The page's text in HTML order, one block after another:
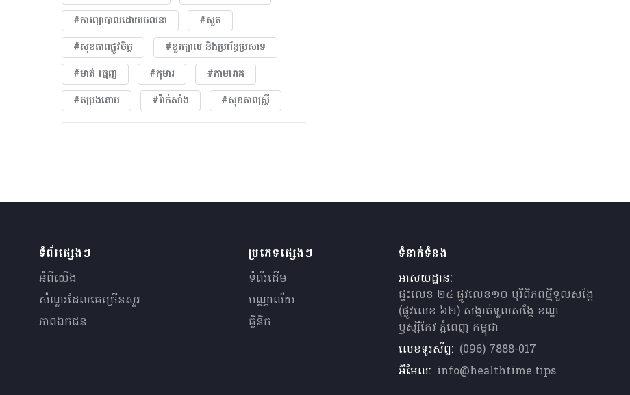
#ការព្យាបាលដោយ​ចលនា
#សួត
#សុខភាពផ្លូវចិត្ត
#ខួរក្បាល និងប្រព័ន្ធប្រសាទ
#មាត់ ធ្មេញ
#កុមារ
#កាមរោគ
#តម្រងនោម
#វ៉ាក់សាំង #សុខភាពស្រ្តី
ទំព័រផ្សេងៗ
អំពីយើង
សំណួរ​ដែលគេ​ច្រើន​សួរ
ភាពឯកជន
ប្រភេទផ្សេងៗ
ទំព័រដើម
បណ្ណាល័យ
គ្លីនិក
ទំនាក់ទំនង
អាសយដ្ឋាន:
ផ្ទះលេខ ២៤ ផ្លូវលេខ១០ បុរីពិភពថ្មីទួលសង្កែ
(ផ្លូវលេខ ៦២) សង្កាត់ទួលសង្កែ ខណ្ឌ
ឫស្សីកែវ ភ្នំពេញ កម្ពុជា
លេខទូរស័ព្ទ: (096) 7888-017
អ៊ីមែល: info@healthtime.tips